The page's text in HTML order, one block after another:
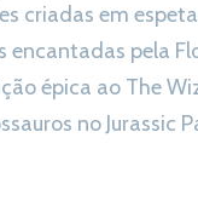
criadas em
pela
épica ao The
no Jurassic